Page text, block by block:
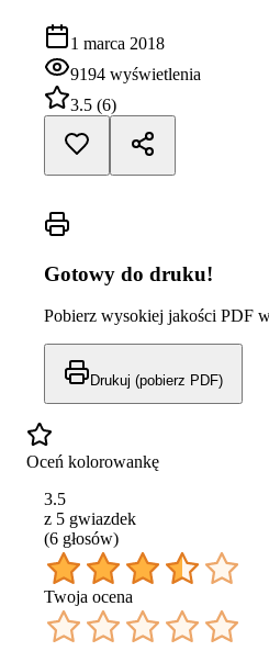
1 marca 2018
9194 wyświetlenia
3.5 (6)
Gotowy do druku!
Pobierz wysokiej jakości PDF
Drukuj (pobierz PDF)
Oceń kolorowankę
3.5
z 5 gwiazdek
(6 głosów)
Twoja ocena